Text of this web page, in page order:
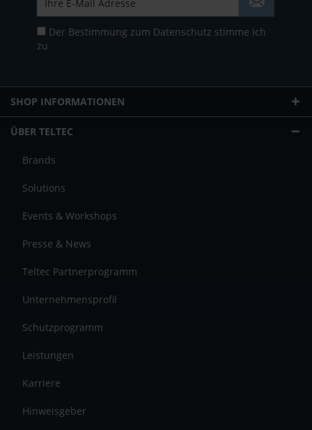
Der Bestimmung zum Datenschutz stimme ich
zu
SHOP INFORMATIONEN
ÜBER TELTEC
Brands
Solutions
Events & Workshops
Presse & News
Teltec Partnerprogramm
Unternehmensprofil
Schutzprogramm
Leistungen
Karriere
Hinweisgeber